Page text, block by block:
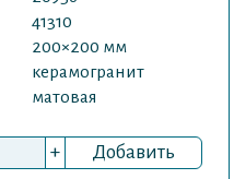
41310
200×200 мм
керамогранит
матовая
+ Добавить